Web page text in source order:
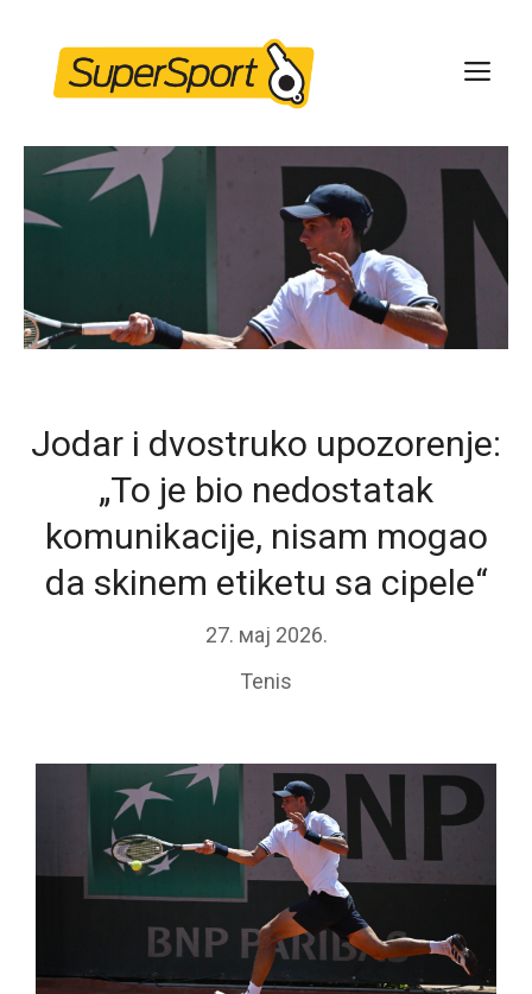
content
Jodar i dvostruko upozorenje:
„To je bio nedostatak
komunikacije, nisam mogao
da skinem etiketu sa cipele“
27. мај 2026.
Tenis